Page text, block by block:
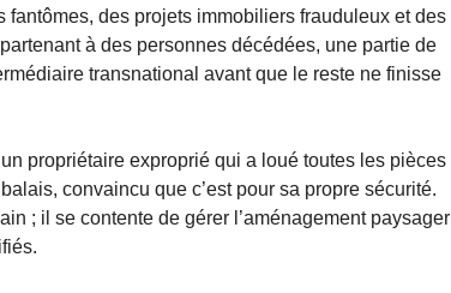
des projets immobiliers frauduleux et des
à des personnes décédées, une partie de
transnational avant que le reste ne finisse
propriétaire exproprié qui a loué toutes les pièces
convaincu que c’est pour sa propre sécurité.
; il se contente de gérer l’aménagement paysager